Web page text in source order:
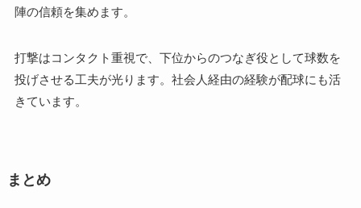
陣の信頼を集めます。
打撃はコンタクト重視で、下位からのつなぎ役として球数を
投げさせる工夫が光ります。社会人経由の経験が配球にも活
きています。
まとめ